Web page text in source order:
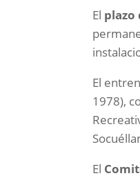
El plazo
El
1978),
El